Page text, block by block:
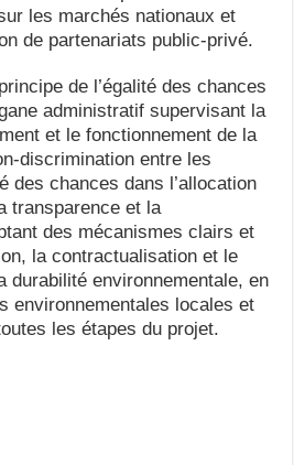
les marchés nationaux et
de partenariats public-privé.
de l’égalité des chances
administratif supervisant la
et le fonctionnement de la
discrimination entre les
des chances dans l’allocation
transparence et la
des mécanismes clairs et
la contractualisation et le
durabilité environnementale, en
environnementales locales et
les étapes du projet.